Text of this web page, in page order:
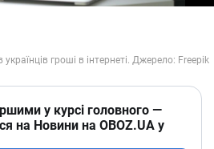
у курсі головного —
на Новини на OBOZ.UA у